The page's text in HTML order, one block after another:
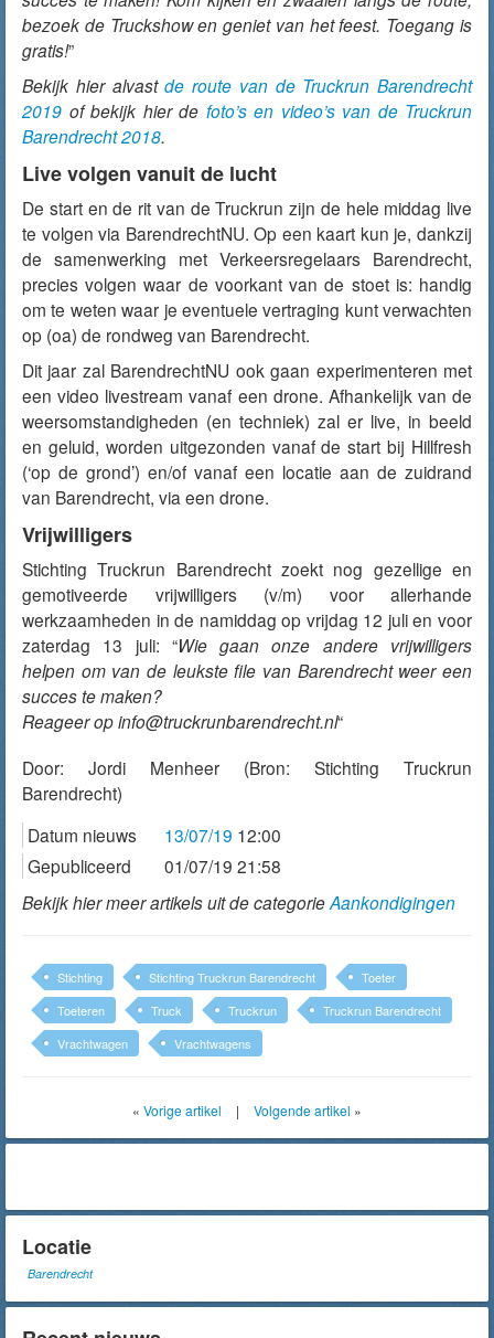
bezoek de Truckshow en geniet van het feest. Toegang is
gratis!”
Bekijk hier alvastde route van de Truckrun Barendrecht
2019 of bekijk hier de foto’s en video’s van de Truckrun
Barendrecht 2018.
Live volgen vanuit de lucht
De start en de rit van de Truckrun zijn de hele middag live
te volgen via BarendrechtNU. Op een kaart kun je, dankzij
de samenwerking met Verkeersregelaars Barendrecht,
precies volgen waar de voorkant van de stoet is: handig
om te weten waar je eventuele vertraging kunt verwachten
op (oa) de rondweg van Barendrecht.
Dit jaar zal BarendrechtNU ook gaan experimenteren met
een video livestream vanaf een drone. Afhankelijk van de
weersomstandigheden (en techniek) zal er live, in beeld
en geluid, worden uitgezonden vanaf de start bij Hillfresh
(‘op de grond’) en/of vanaf een locatie aan de zuidrand
van Barendrecht, via een drone.
Vrijwilligers
Stichting Truckrun Barendrecht zoekt nog gezellige en
gemotiveerde vrijwilligers (v/m) voor allerhande
werkzaamheden in de namiddag op vrijdag 12 juli en voor
zaterdag 13 juli: “Wie gaan onze andere vrijwilligers
helpen om van de leukste file van Barendrecht weer een
succes te maken?
Reageer op info@truckrunbarendrecht.nl“
Door: Jordi Menheer (Bron: Stichting Truckrun
Barendrecht)
Datum nieuws
13/07/19 12:00
Gepubliceerd
01/07/19 21:58
Bekijk hier meer artikels uit de categorieAankondigingen
Stichting Stichting Truckrun Barendrecht
Toeter
Toeteren
Truck Truckrun
Truckrun Barendrecht
Vrachtwagen
Vrachtwagens
« Vorige artikel | Volgende artikel »
Locatie
Barendrecht